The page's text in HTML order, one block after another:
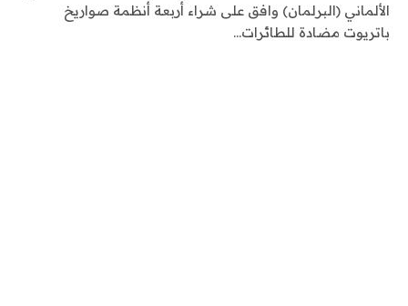
الألماني (البرلمان) وافق على شراء أربعة أنظمة صواريخ
باتريوت مضادة للطائرات…